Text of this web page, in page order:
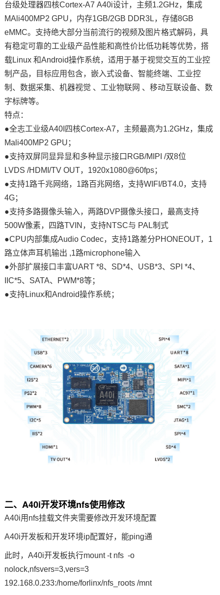
台级处理器四核Cortex-A7 A40i设计，主频1.2GHz，集成
MAli400MP2 GPU，内存1GB/2GB DDR3L，存储8GB
eMMC。支持绝大部分当前流行的视频及图片格式解码，具
有稳定可靠的工业级产品性能和高性价比低功耗等优势，搭
载Linux 和Android操作系统，适用于基于视觉交互的工业控
制产品，目标应用包含， 嵌入式设备、智能终端、工业控
制、数据采集、 机器视觉 、 工业物联网 、移动互联设备、 数
字标牌等。
特点：
●全志工业级A40I四核Cortex-A7，主频最高为1.2GHz，集成
Mali400MP2 GPU；
●支持双屏同显异显和多种显示接口 RGB/MIPI /双8位
LVDS /HDMI/TV OUT，1920x1080@60fps；
●支持1路千兆网络，1路百兆网络，支持WIFI/BT4.0，支持
4G；
●支持多路摄像头输入，两路DVP摄像头接口，最高支持
500W像素，四路TVIN，支持NTSC与 PAL制式
●CPU内部集成Audio Codec，支持1路差分PHONEOUT，1
路立体声耳机输出 ,1路microphone输入
●外部扩展接口丰富UART *8、SD*4、USB*3、 SPI *4、
IIC*5、SATA、PWM*8等；
●支持Linux和Android操作系统；
二、A40i开发环境nfs使用修改
A40i用nfs挂载文件夹需要修改开发环境配置
A40i开发板和开发环境ip配置好，能ping通
此时，A40i开发板执行mount -t nfs -o
nolock,nfsvers=3,vers=3
192.168.0.233:/home/forlinx/nfs_roots /mnt